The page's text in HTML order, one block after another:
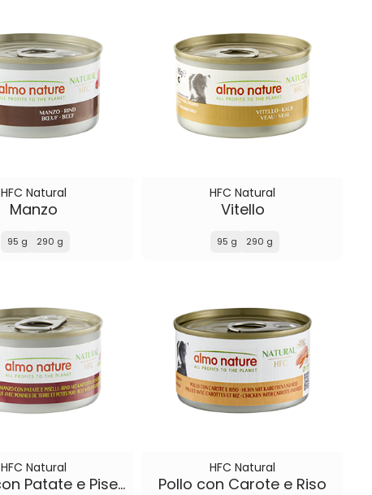
HFC Natural
Manzo
95 g 290 g
HFC Natural
Vitello
95 g 290 g
HFC Natural
Manzo con Patate e Piselli
HFC Natural
Pollo con Carote e Riso